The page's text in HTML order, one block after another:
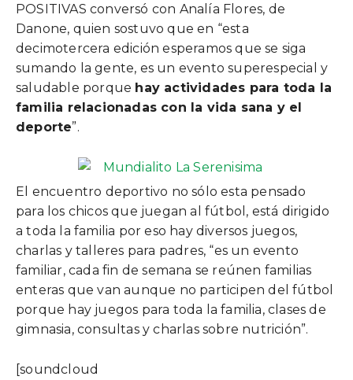
POSITIVAS conversó con Analía Flores, de
Danone, quien sostuvo que en “esta
decimotercera edición esperamos que se siga
sumando la gente, es un evento superespecial y
saludable porque hay actividades para toda la
familia relacionadas con la vida sana y el
deporte”.
El encuentro deportivo no sólo esta pensado
para los chicos que juegan al fútbol, está dirigido
a toda la familia por eso hay diversos juegos,
charlas y talleres para padres, “es un evento
familiar, cada fin de semana se reúnen familias
enteras que van aunque no participen del fútbol
porque hay juegos para toda la familia, clases de
gimnasia, consultas y charlas sobre nutrición”.
[soundcloud